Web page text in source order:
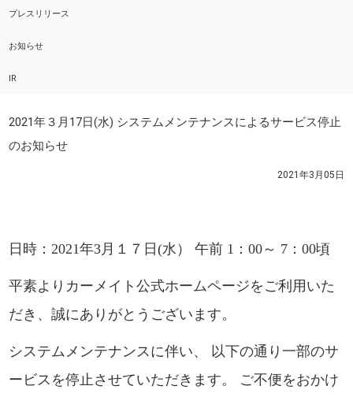
プレスリリース
お知らせ
IR
2021年３月17日(水) システムメンテナンスによるサービス停止
のお知らせ
2021年3月05日
日時：2021年3月１７日(水） 午前 1：00～ 7：00頃
平素よりカーメイト公式ホームページをご利用いた
だき、誠にありがとうございます。
システムメンテナンスに伴い、 以下の通り一部のサ
ービスを停止させていただきます。 ご不便をおかけ